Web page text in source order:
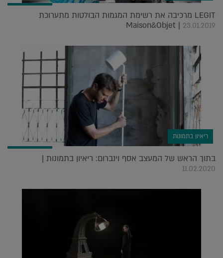
LEGIT מרכיבה את רשימת המגמות הבולטות מתערוכת
Maison&Objet | 23.01.2019
ריאיון בתמונות
בתוך הראש של המעצב אסף וינברום: ריאיון בתמונות |
11.02.2020